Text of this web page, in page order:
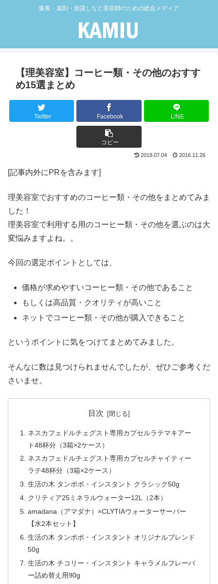
集客・薬剤・面貸しなど美容師のための総合メディア
【理美容室】コーヒー類・その他のおすす
め15選まとめ
Twitter Facebook LINE
コピー
2018.07.04 2016.11.26
[記事内外にPRを含みます]
理美容室でおすすめのコーヒー類・その他をまとめてみま
した！
理美容室で利用する用のコーヒー類・その他を選ぶのは大
変悩みますよね。。
今回の選定ポイントとしては、
価格が求めやすいコーヒー類・その他であること
もしくは高品質・クオリティが高いこと
ネットでコーヒー類・その他が購入できること
というポイントに気をつけてまとめてみました。
そんなに数は見つけられませんでしたが、ぜひご参考くだ
さいませ。
目次
ネスカフェドルチェグスト専用カプセルラテマキアー
ト48杯分（3箱×2ケース）
ネスカフェドルチェグスト専用カプセルチャイティー
ラテ48杯分（3箱×2ケース）
生活の木 タンポポ・インスタント クラシック50g
クリティア25ミネラルウォーター12L（2本）
amadana（アマダナ）×CLYTIAウォーターサーバー
【水2本セット】
生活の木 タンポポ・インスタント オリジナルブレンド
50g
生活の木 チコリー・インスタント キャラメルフレーバ
ー詰め替え用90g